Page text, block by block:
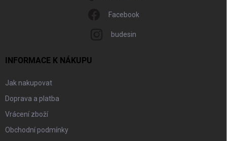
Facebook
budesin
INFORMACE K NÁKUPU
Jak nakupovat
Doprava a platba
Vrácení zboží
Obchodní podmínky